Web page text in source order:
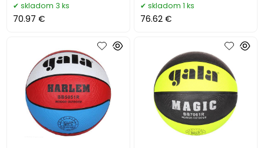
skladom 3 ks
70.97 €
skladom 1 ks
76.62 €